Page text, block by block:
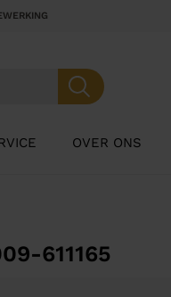
OVER ONS
611165